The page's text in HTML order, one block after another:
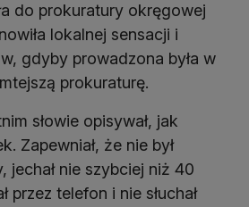
do prokuratury okręgowej
lokalnej sensacji i
gdyby prowadzona była w
słowie opisywał, jak
Zapewniał, że nie był
jechał nie szybciej niż 40
przez telefon i nie słuchał